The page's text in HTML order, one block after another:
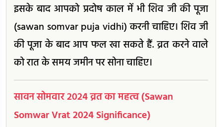
इसके बाद आपको प्रदोष काल में भी शिव जी की पूजा
(sawan somvar puja vidhi) करनी चाहिए। शिव जी
की पूजा के बाद आप फल खा सकते हैं. व्रत करने वाले
को रात के समय जमीन पर सोना चाहिए।
सावन सोमवार 2024 व्रत का महत्व (Sawan
Somwar Vrat 2024 Significance)